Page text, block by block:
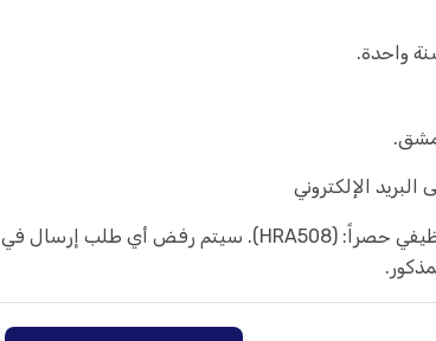
واحدة.
الإلكتروني
تنبيه هام: يجب أن يتضمن موضوع البريد الإلكتروني الرمز الوظيفي حصراً: (HRA508). سيتم رفض أي طلب إرسال في